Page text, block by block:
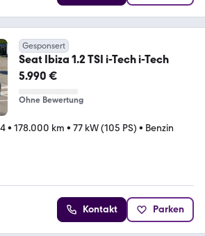
Gesponsert
Seat Ibiza 1.2 TSI i-Tech i-Tech
5.990 €
Ohne Bewertung
• 178.000 km • 77 kW (105 PS) • Benzin
Kontakt Parken